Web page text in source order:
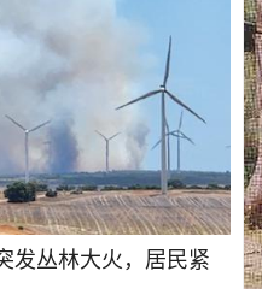
丛林大火，居民紧